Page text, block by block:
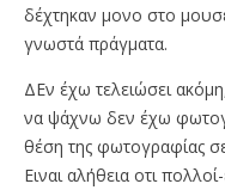
δέχτηκαν μονο στο
γνωστά πράγματα.
ΔΕν έχω τελειώσει
να ψάχνω δεν έχω
θέση της φωτογραφίας
Ειναι αλήθεια οτι